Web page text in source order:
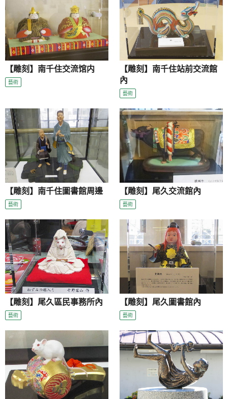
【雕刻】南千住交流馆内
藝術
【雕刻】南千住站前交流館
內
藝術
【雕刻】南千住圖書館周邊
藝術
【雕刻】尾久交流館內
藝術
【雕刻】尾久區民事務所內
藝術
【雕刻】尾久圖書館內
藝術